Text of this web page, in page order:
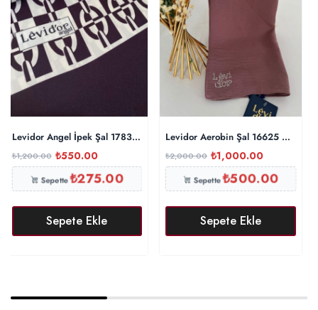
Levidor Angel İpek Şal 17834 – Patlıcan
₺1,200.00 ₺550.00
Sepette₺275.00
Sepete Ekle
Levidor Aerobin Şal 16625 – İncir
₺2,000.00 ₺1,000.00
Sepette₺500.00
Sepete Ekle